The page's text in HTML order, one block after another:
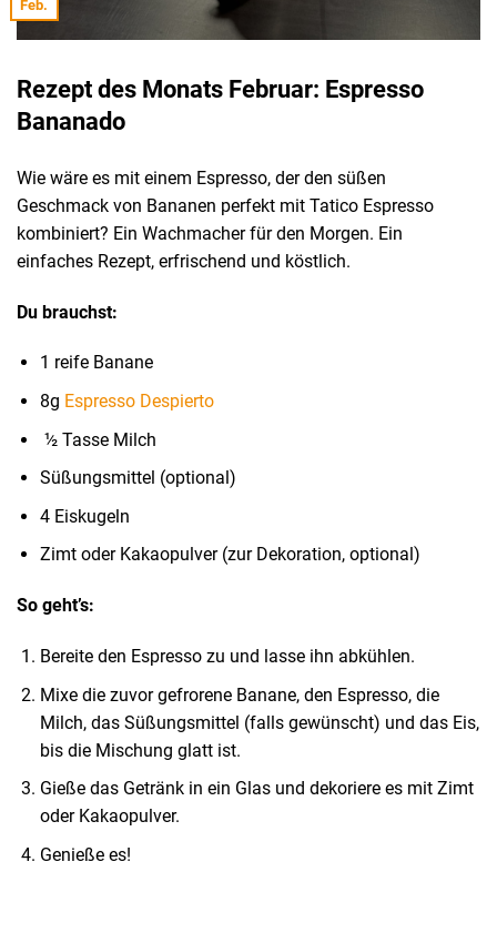
Rezept des Monats Februar: Espresso
Bananado
Feb.
Wie wäre es mit einem Espresso, der den süßen
Geschmack von Bananen perfekt mit Tatico Espresso
kombiniert? Ein Wachmacher für den Morgen. Ein
einfaches Rezept, erfrischend und köstlich.
Du brauchst:
1 reife Banane
8g Espresso Despierto
½ Tasse Milch
Süßungsmittel (optional)
4 Eiskugeln
Zimt oder Kakaopulver (zur Dekoration, optional)
So geht’s:
Bereite den Espresso zu und lasse ihn abkühlen.
Mixe die zuvor gefrorene Banane, den Espresso, die
Milch, das Süßungsmittel (falls gewünscht) und das Eis,
bis die Mischung glatt ist.
Gieße das Getränk in ein Glas und dekoriere es mit Zimt
oder Kakaopulver.
Genieße es!